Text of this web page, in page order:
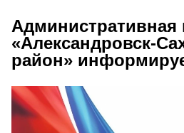
Административная
«Александровск-
район»